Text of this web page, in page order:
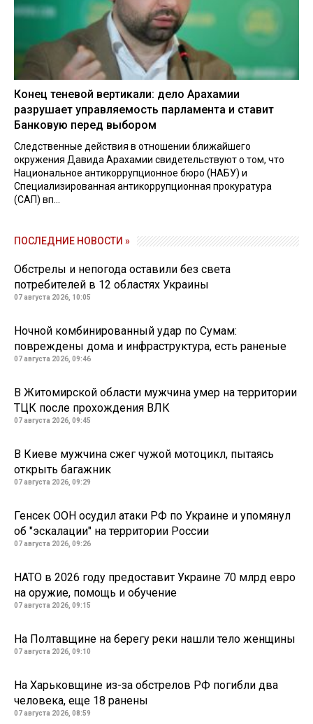
Конец теневой вертикали: дело Арахамии
разрушает управляемость парламента и ставит
Банковую перед выбором
Следственные действия в отношении ближайшего
окружения Давида Арахамии свидетельствуют о том, что
Национальное антикоррупционное бюро (НАБУ) и
Специализированная антикоррупционная прокуратура
(САП) вп...
ПОСЛЕДНИЕ НОВОСТИ »
Обстрелы и непогода оставили без света
потребителей в 12 областях Украины
07 августа 2026, 10:05
Ночной комбинированный удар по Сумам:
повреждены дома и инфраструктура, есть раненые
07 августа 2026, 09:46
В Житомирской области мужчина умер на территории
ТЦК после прохождения ВЛК
07 августа 2026, 09:45
В Киеве мужчина сжег чужой мотоцикл, пытаясь
открыть багажник
07 августа 2026, 09:29
Генсек ООН осудил атаки РФ по Украине и упомянул
об "эскалации" на территории России
07 августа 2026, 09:26
НАТО в 2026 году предоставит Украине 70 млрд евро
на оружие, помощь и обучение
07 августа 2026, 09:15
На Полтавщине на берегу реки нашли тело женщины
07 августа 2026, 09:10
На Харьковщине из-за обстрелов РФ погибли два
человека, еще 18 ранены
07 августа 2026, 08:59